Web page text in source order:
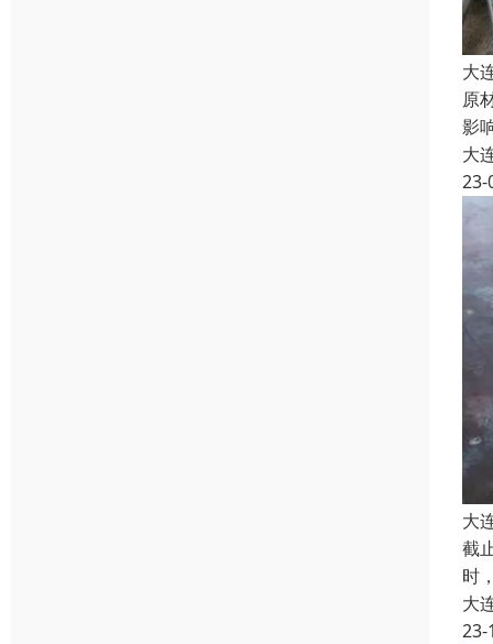
大
原
影
大
23-
大
截
时
大
23-